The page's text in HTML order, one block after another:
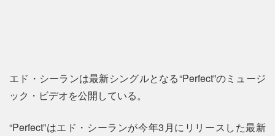
エド・シーランは最新シングルとなる“Perfect”のミュージ
ック・ビデオを公開している。
“Perfect”はエド・シーランが今年3月にリリースした最新